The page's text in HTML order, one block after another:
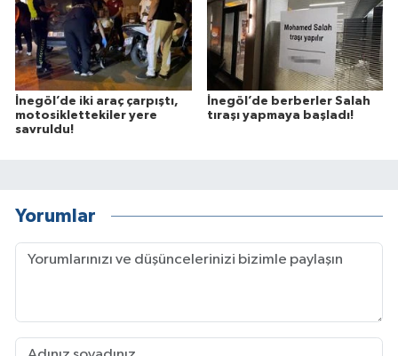
İnegöl’de iki araç çarpıştı,
motosiklettekiler yere
savruldu!
İnegöl’de berberler Salah
tıraşı yapmaya başladı!
Yorumlar